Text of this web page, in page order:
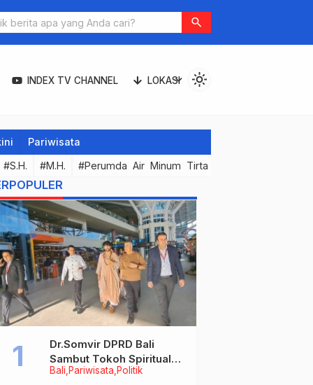
search
INDEX TV CHANNEL LOKASI
expand_more light_mode
Pariwisata
#S.H. #M.H. #Perumda Air Minum Tirta Hita Buleleng
Bali Pariwisata Politik
Dr.Somvir DPRD Bali
Sambut Tokoh Spiritual
India Baba Bageshwar